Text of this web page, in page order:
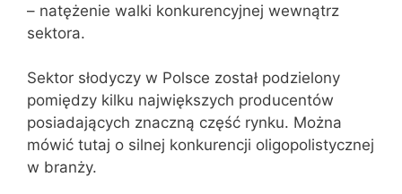
– natężenie walki konkurencyjnej wewnątrz
sektora.
Sektor słodyczy w Polsce został podzielony
pomiędzy kilku największych producentów
posiadających znaczną część rynku. Można
mówić tutaj o silnej konkurencji oligopolistycznej
w branży.